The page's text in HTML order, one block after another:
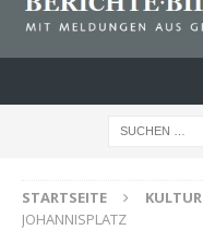
STARTSEITE KULTUR
JOHANNISPLATZ